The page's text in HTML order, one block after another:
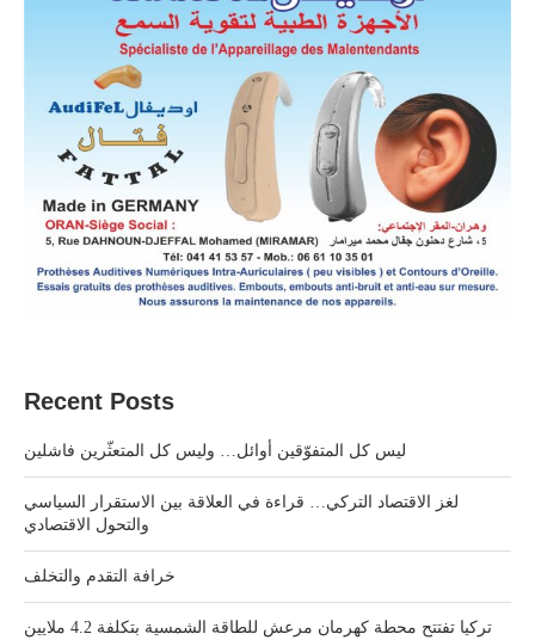
Recent Posts
ليس كل المتفوّقين أوائل… وليس كل المتعثّرين فاشلين
لغز الاقتصاد التركي… قراءة في العلاقة بين الاستقرار السياسي
والتحول الاقتصادي
خرافة التقدم والتخلف
تركيا تفتتح محطة كهرمان مرعش للطاقة الشمسية بتكلفة 4.2 ملايين